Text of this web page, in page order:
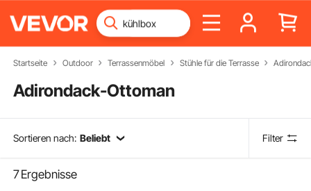
Startseite Outdoor Terrassenmöbel Stühle für die Terrasse
Adirondack-Ottoman
Sortieren nach: Beliebt Filter
7Ergebnisse